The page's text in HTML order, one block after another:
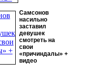
Самсонов
насильно
заставил
девушек
смотреть на
свои
«причиндалы» +
видео